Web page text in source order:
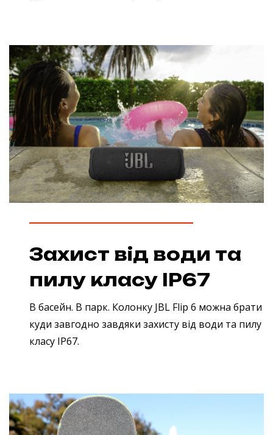
Захист від води та
пилу класу IP67
В басейн. В парк. Колонку JBL Flip 6 можна брати
куди завгодно завдяки захисту від води та пилу
класу IP67.